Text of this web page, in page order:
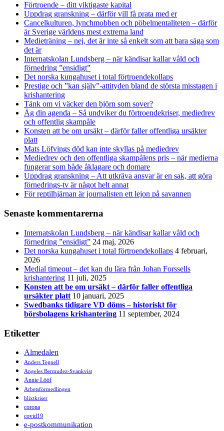
Förtroende – ditt viktigaste kapital
Uppdrag granskning – därför vill få prata med er
Cancelkulturen, lynchmobben och pöbelmentaliteten – därför
är Sverige världens mest extrema land
Medieträning – nej, det är inte så enkelt som att bara säga som
det är
Internatskolan Lundsberg – när kändisar kallar våld och
förnedring ”ensidigt”
Det norska kungahuset i total förtroendekollaps
Prestige och ”kan själv”-attityden bland de största misstagen i
krishantering
Tänk om vi väcker den björn som sover?
Äg din agenda – Så undviker du förtroendekriser, mediedrev
och offentlig skampåle
Konsten att be om ursäkt – därför faller offentliga ursäkter
platt
Mats Löfvings död kan inte skyllas på mediedrev
Mediedrev och den offentliga skampålens pris – när medierna
fungerar som både åklagare och domare
Uppdrag granskning – Att utkräva ansvar är en sak, att göra
förnedrings-tv är något helt annat
För reptilhjärnan är journalisten ett lejon på savannen
Senaste kommentarerna
Internatskolan Lundsberg – när kändisar kallar våld och
förnedring ”ensidigt” 24 maj, 2026
Det norska kungahuset i total förtroendekollaps 4 februari,
2026
Medial timeout – det kan du lära från Johan Forssells
krishantering 11 juli, 2025
Konsten att be om ursäkt – därför faller offentliga
ursäkter platt 10 januari, 2025
Swedbanks tidigare VD döms – historiskt för
börsbolagens krishantering 11 september, 2024
Etiketter
Almedalen
Anders Tegnell
Angeles Bermudez-Svankvist
Annie Lööf
Arbetsförmedlingen
blixtkriser
corona
covid19
e-postkommunikation